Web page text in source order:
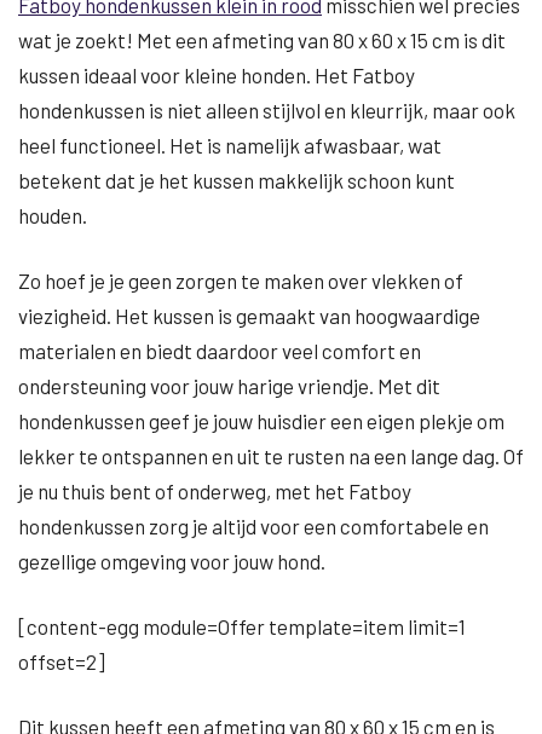
Fatboy hondenkussen klein in rood misschien wel precies
wat je zoekt! Met een afmeting van 80 x 60 x 15 cm is dit
kussen ideaal voor kleine honden. Het Fatboy
hondenkussen is niet alleen stijlvol en kleurrijk, maar ook
heel functioneel. Het is namelijk afwasbaar, wat
betekent dat je het kussen makkelijk schoon kunt
houden.
Zo hoef je je geen zorgen te maken over vlekken of
viezigheid. Het kussen is gemaakt van hoogwaardige
materialen en biedt daardoor veel comfort en
ondersteuning voor jouw harige vriendje. Met dit
hondenkussen geef je jouw huisdier een eigen plekje om
lekker te ontspannen en uit te rusten na een lange dag. Of
je nu thuis bent of onderweg, met het Fatboy
hondenkussen zorg je altijd voor een comfortabele en
gezellige omgeving voor jouw hond.
[content-egg module=Offer template=item limit=1
offset=2]
Dit kussen heeft een afmeting van 80 x 60 x 15 cm en is